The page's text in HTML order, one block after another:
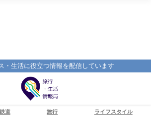
・生活に役立つ情報を配信しています
鉄道 旅行 ライフスタイル